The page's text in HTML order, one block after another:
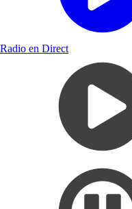
Radio en Direct